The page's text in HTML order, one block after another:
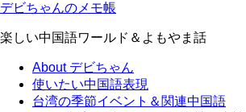
デビちゃんのメモ帳
楽しい中国語ワールド＆よもやま話
About デビちゃん
使いたい中国語表現
台湾の季節イベント＆関連中国語